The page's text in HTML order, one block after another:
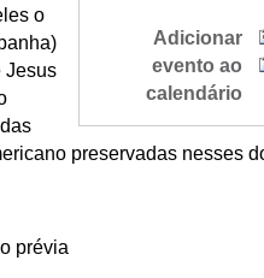
Adicionar
evento ao
calendário
o
Jesus
preservadas nesses
prévia